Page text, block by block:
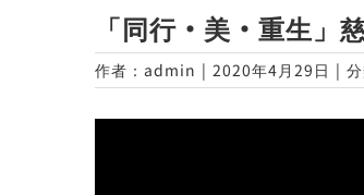
「同行·美·重生」
作者： admin | 2020年4月29日 |